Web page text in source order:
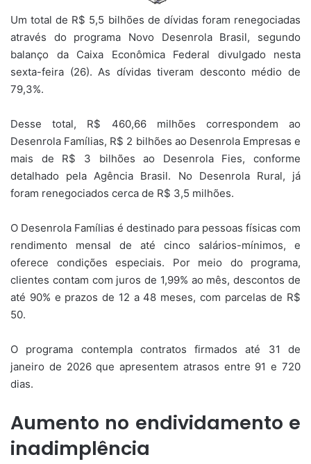
Um total de R$ 5,5 bilhões de dívidas foram renegociadas
através do programa Novo Desenrola Brasil, segundo
balanço da Caixa Econômica Federal divulgado nesta
sexta-feira (26). As dívidas tiveram desconto médio de
79,3%.
Desse total, R$ 460,66 milhões correspondem ao
Desenrola Famílias, R$ 2 bilhões ao Desenrola Empresas e
mais de R$ 3 bilhões ao Desenrola Fies, conforme
detalhado pela Agência Brasil. No Desenrola Rural, já
foram renegociados cerca de R$ 3,5 milhões.
O Desenrola Famílias é destinado para pessoas físicas com
rendimento mensal de até cinco salários-mínimos, e
oferece condições especiais. Por meio do programa,
clientes contam com juros de 1,99% ao mês, descontos de
até 90% e prazos de 12 a 48 meses, com parcelas de R$
50.
O programa contempla contratos firmados até 31 de
janeiro de 2026 que apresentem atrasos entre 91 e 720
dias.
Aumento no endividamento e
inadimplência